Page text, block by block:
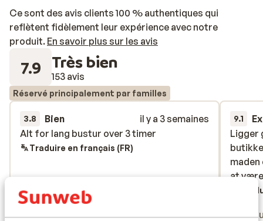
Ce sont des avis clients 100 % authentiques qui
reflètent fidèlement leur expérience avec notre
produit. En savoir plus sur les avis
7.9 Très bien
153 avis
Réservé principalement par familles
3.8 Bien
il y a 3 semaines
Alt for lang bustur over 3 timer
Alt for lang bustur over 3 timer
Traduire en français (FR)
Simone
Familles
9.1
Ligger
at
Ligger
at